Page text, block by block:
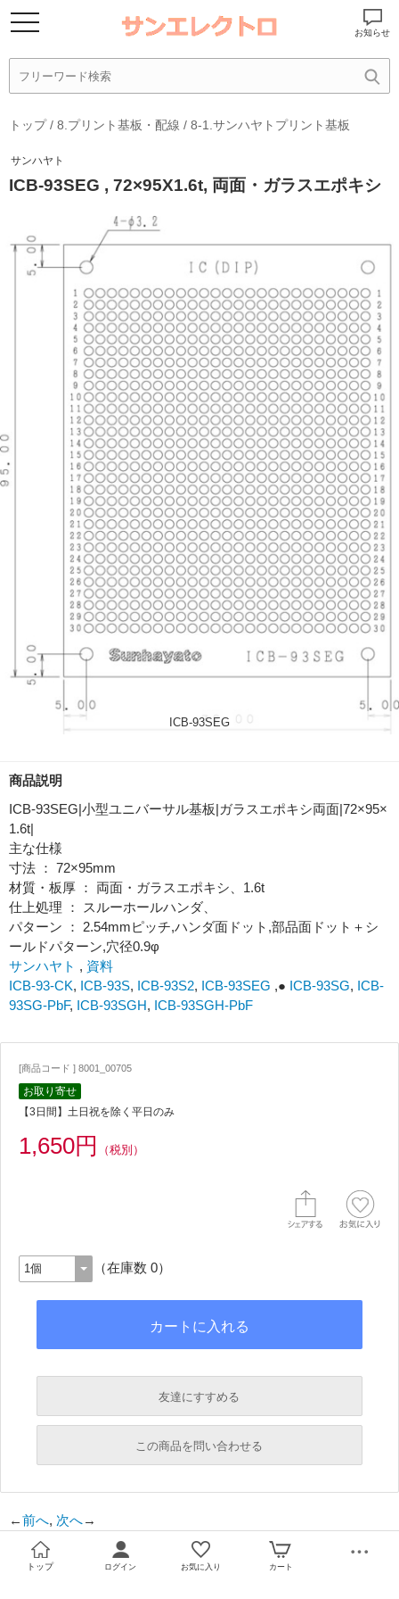
お知らせ
トップ/ 8.プリント基板・配線 / 8-1.サンハヤトプリント基板
サンハヤト
ICB-93SEG , 72×95X1.6t, 両面・ガラスエポキシ
ICB-93SEG
商品説明
ICB-93SEG|小型ユニバーサル基板|ガラスエポキシ両面|72×95×
1.6t|
主な仕様
寸法 ： 72×95mm
材質・板厚 ： 両面・ガラスエポキシ、1.6t
仕上処理 ： スルーホールハンダ、
パターン ： 2.54mmピッチ,ハンダ面ドット,部品面ドット＋シ
ールドパターン,穴径0.9φ
サンハヤト , 資料
ICB-93-CK, ICB-93S, ICB-93S2, ICB-93SEG ,● ICB-93SG, ICB-
93SG-PbF, ICB-93SGH, ICB-93SGH-PbF
[商品コード ] 8001_00705
お取り寄せ
【3日間】土日祝を除く平日のみ
1,650円 （税別）
（在庫数 0）
友達にすすめる
必須
この商品を問い合わせる
必須
←前へ, 次へ→
トップ ログイン お気に入り カート